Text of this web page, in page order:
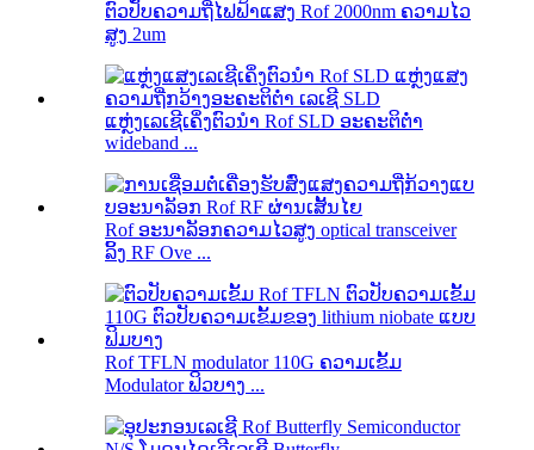
ຕົວປັບຄວາມຖີ່ໄຟຟ້າແສງ Rof 2000nm ຄວາມໄວ
ສູງ 2um
ແຫຼ່ງເລເຊີເຄິ່ງຕົວນຳ Rof SLD ອະຄະຕິຕ່ຳ
wideband ...
Rof ອະນາລັອກຄວາມໄວສູງ optical transceiver
ລິ້ງ RF Ove ...
Rof TFLN modulator 110G ຄວາມເຂັ້ມ
Modulator ຟິວບາງ ...